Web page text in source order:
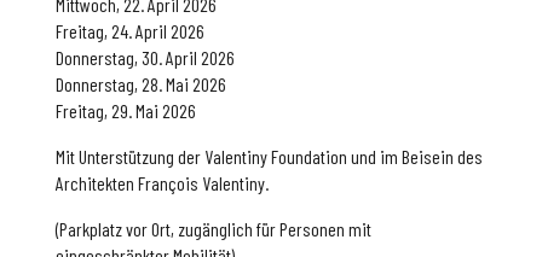
Mittwoch, 22. April 2026
Freitag, 24. April 2026
Donnerstag, 30. April 2026
Donnerstag, 28. Mai 2026
Freitag, 29. Mai 2026
Mit Unterstützung der Valentiny Foundation und im Beisein des
Architekten François Valentiny.
(Parkplatz vor Ort, zugänglich für Personen mit